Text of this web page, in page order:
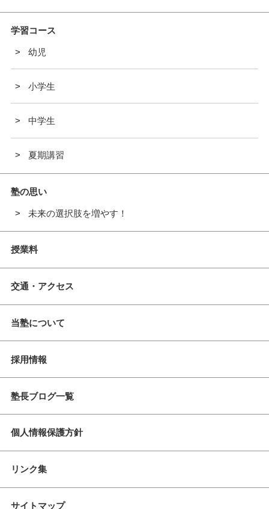
学習コース
幼児
小学生
中学生
夏期講習
塾の思い
未来の選択肢を増やす！
授業料
交通・アクセス
当塾について
採用情報
塾長ブログ一覧
個人情報保護方針
リンク集
サイトマップ